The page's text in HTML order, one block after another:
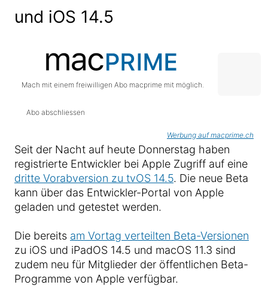
und iOS 14.5
Mach mit einem freiwilligen Abo macprime mit möglich.
Abo abschliessen
Werbung auf macprime.ch
Seit der Nacht auf heute Donnerstag haben
registrierte Entwickler bei Apple Zugriff auf eine
dritte Vorabversion zu tvOS 14.5. Die neue Beta
kann über das Entwickler-Portal von Apple
geladen und getestet werden.
Die bereits am Vortag verteilten Beta-Versionen
zu iOS und iPadOS 14.5 und macOS 11.3 sind
zudem neu für Mitglieder der öffentlichen Beta-
Programme von Apple verfügbar.